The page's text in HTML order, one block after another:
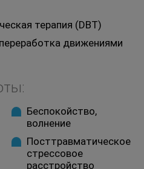
терапия (DBT)
движениями
Беспокойство,
волнение
Посттравматическое
стрессовое
расстройство